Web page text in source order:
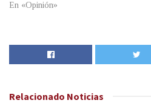
En «Opinión»
Relacionado Noticias